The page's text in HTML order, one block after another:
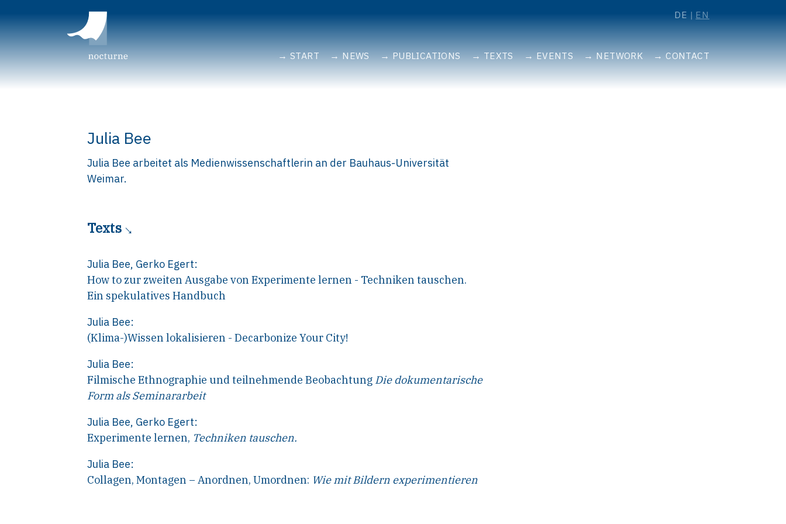
START NEWS PUBLICATIONS TEXTS EVENTS NETWORK CONTACT
DE EN
Julia Bee
Julia Bee arbeitet als Medienwissenschaftlerin an der Bauhaus-Universität
Weimar.
Texts
Julia Bee, Gerko Egert:
How to zur zweiten Ausgabe von Experimente lernen - Techniken tauschen.
Ein spekulatives Handbuch
Julia Bee:
(Klima-)Wissen lokalisieren - Decarbonize Your City!
Julia Bee:
Filmische Ethnographie und teilnehmende Beobachtung Die dokumentarische
Form als Seminararbeit
Julia Bee, Gerko Egert:
Experimente lernen, Techniken tauschen.
Julia Bee:
Collagen, Montagen – Anordnen, Umordnen: Wie mit Bildern experimentieren